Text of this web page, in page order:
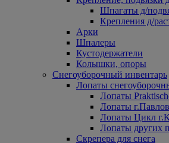
Шпагаты д/
Крепления д/
Арки
Шпалеры
Кустодержатели
Колышки, опоры
Снегоуборочный инвентарь
Лопаты
Лопаты
Лопаты
Лопаты Цикл
Лопаты других
Скрепера для снега